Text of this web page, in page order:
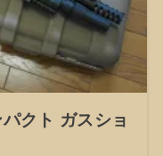
クト ガスショ